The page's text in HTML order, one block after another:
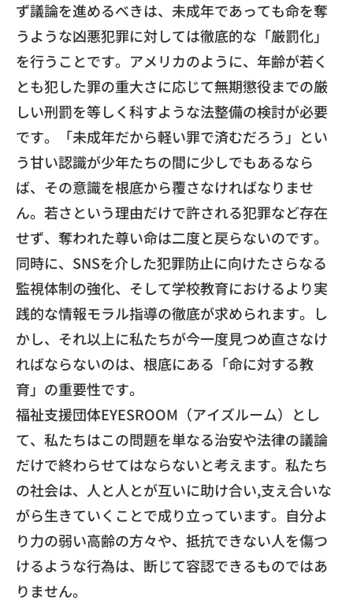
ず議論を進めるべきは、 未成年であっても命を奪
うような凶悪犯罪に対しては徹底的な「厳罰化」
を行うことです。アメリカのように、 年齢が若く
とも犯した罪の重大さに応じて無期懲役までの厳
しい刑罰を等しく科すような法整備の検討が必要
です。「未成年だから軽い罪で済むだろう」 とい
う甘い認識が少年たちの間に少しでもあるなら
ば、 その意識を根底から覆さなければなりませ
ん。 若さという理由だけで許される犯罪など存在
せず、 奪われた尊い命は二度と戻らないのです。
​同時に、 SNSを介した犯罪防止に向けたさらなる
監視体制の強化、 そして学校教育におけるより実
践的な情報モラル指導の徹底が求められます。し
かし、 それ以上に私たちが今一度見つめ直さなけ
ればならないのは、 根底にある「命に対する教
育」の重要性です。
​福祉支援団体EYESROOM（アイズルーム）とし
て、 私たちはこの問題を単なる治安や法律の議論
だけで終わらせてはならないと考えます。私たち
の社会は、人と人とが互いに助け合い,支え合いな
がら生きていくことで成り立っています。 自分よ
り力の弱い高齢の方々や、 抵抗できない人を傷つ
けるような行為は、 断じて容認できるものではあ
りません。